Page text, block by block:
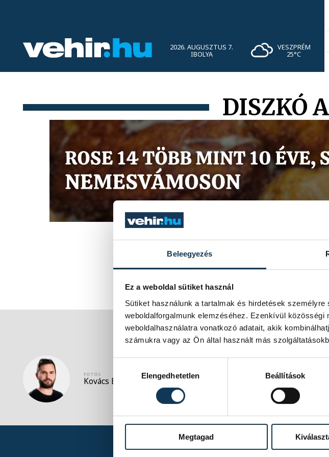
Beleegyezés
Ez a weboldal sütiket használ
Sütiket használunk a tartalmak és hirdetések
weboldalforgalmunk elemzéséhez. Ezenkívül
weboldalhasználatra vonatkozó adatait, akik
számukra vagy az Ön által használt más
Elengedhetetlen
Beállítások
Megtagad
2026. AUGUSZTUS 7.
IBOLYA
VESZPRÉM
25°C
DISZKÓ
FOTÓS
Kovács Bálint